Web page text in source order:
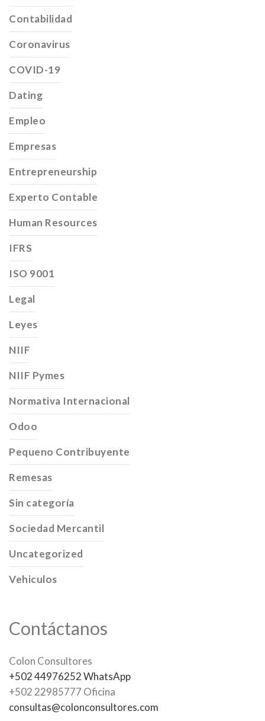
Contabilidad
Coronavirus
COVID-19
Dating
Empleo
Empresas
Entrepreneurship
Experto Contable
Human Resources
IFRS
ISO 9001
Legal
Leyes
NIIF
NIIF Pymes
Normativa Internacional
Odoo
Pequeno Contribuyente
Remesas
Sin categoría
Sociedad Mercantil
Uncategorized
Vehiculos
Contáctanos
Colon Consultores
+502 44976252 WhatsApp
+502 22985777 Oficina
consultas@colonconsultores.com